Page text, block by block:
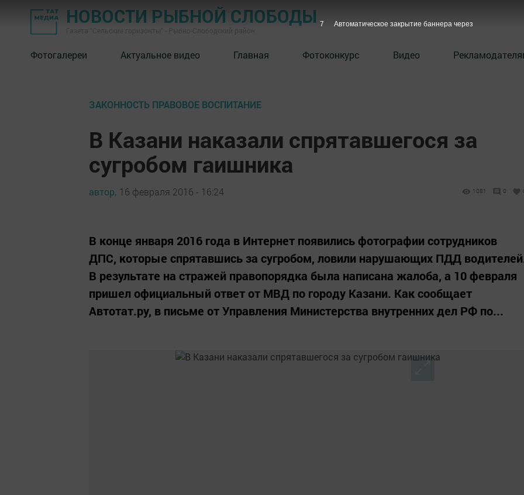
НОВОСТИ РЫБНОЙ СЛОБОДЫ
Фотогалереи Актуальное видео Главная Фотоконкурс Видео
ЗАКОННОСТЬ ПРАВОВОЕ ВОСПИТАНИЕ
В Казани наказали спрятавшегося за
сугробом гаишника
автор, 16 февраля 2016 - 16:24 1081 0
В конце января 2016 года в Интернет появились фотографии сотрудников
ДПС, которые спрятавшись за сугробом, ловили нарушающих ПДД
В результате на стражей правопорядка была написана жалоба, а 10 февраля
пришел официальный ответ от МВД по городу Казани. Как сообщает
Автотат.ру, в письме от Управления Министерства внутренних дел РФ по...
6 Автоматическое закрытие баннера через